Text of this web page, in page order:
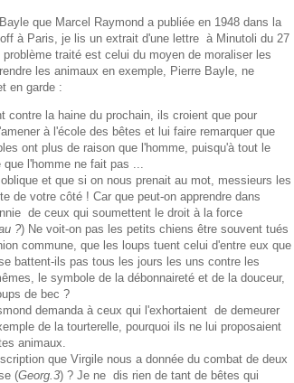
que Marcel Raymond a publiée en 1948 dans la
à Paris, je lis un extrait d'une lettre à Minutoli du 27
traité est celui du moyen de moraliser les
les animaux en exemple, Pierre Bayle, ne
en garde :
contre la haine du prochain, ils croient que pour
à l'école des bêtes et lui faire remarquer que
ont plus de raison que l'homme, puisqu'à tout le
l'homme ne fait pas ...
et que si on nous prenait au mot, messieurs les
de votre côté ! Car que peut-on apprendre dans
de ceux qui soumettent le droit à la force
?) Ne voit-on pas les petits chiens être souvent tués
commune, que les loups tuent celui d'entre eux que
battent-ils pas tous les jours les uns contre les
le symbole de la débonnaireté et de la douceur,
de bec ?
demanda à ceux qui l'exhortaient de demeurer
de la tourterelle, pourquoi ils ne lui proposaient
animaux.
que Virgile nous a donnée du combat de deux
(Georg.3) ? Je ne dis rien de tant de bêtes qui